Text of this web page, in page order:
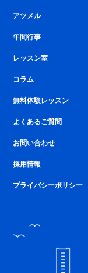
アツメル
年間行事
レッスン室
コラム
無料体験レッスン
よくあるご質問
お問い合わせ
採用情報
プライバシーポリシー